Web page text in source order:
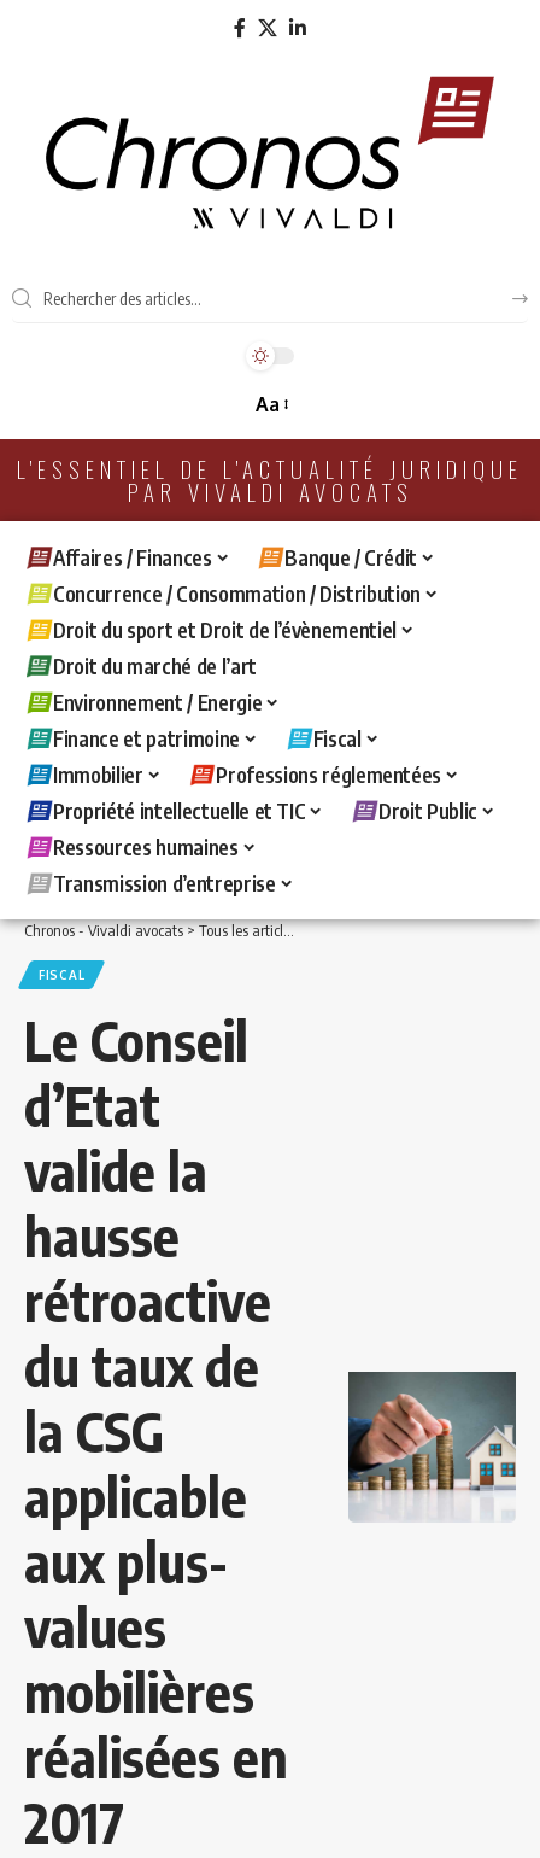
Aa
L'ESSENTIEL DE L'ACTUALITÉ JURIDIQUE
PAR VIVALDI AVOCATS
Affaires / Finances
Banque / Crédit
Concurrence / Consommation / Distribution
Droit du sport et Droit de l’évènementiel
Droit du marché de l’art
Environnement / Energie
Finance et patrimoine
Fiscal
Immobilier
Professions réglementées
Propriété intellectuelle et TIC
Droit Public
Ressources humaines
Transmission d’entreprise
Chronos - Vivaldi avocats>Tous les articles >Fiscal>Le Conseil d’Etat valide la
FISCAL
Le Conseil
d’Etat
valide la
hausse
rétroactive
du taux de
la CSG
applicable
aux plus-
values
mobilières
réalisées en
2017